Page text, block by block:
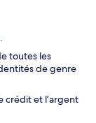
toutes les
de genre
crédit et l’argent